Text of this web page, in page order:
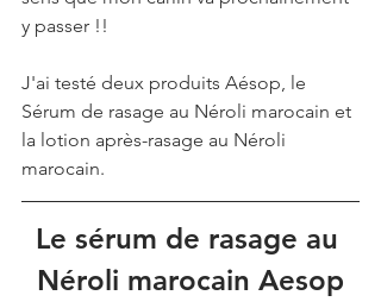
y passer !!
J'ai testé deux produits Aésop, le
Sérum de rasage au Néroli marocain et
la lotion après-rasage au Néroli
marocain.
Le sérum de rasage au
Néroli marocain Aesop